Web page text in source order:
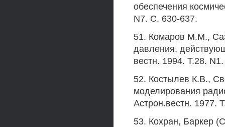
обеспечения
N7. С. 630-637.
51. Комаров М.М.,
давления,
вестн. 1994. Т.28.
52. Костылев К.В.,
моделирования
Астрон.вестн. 1977.
53. Кохран, Баркер